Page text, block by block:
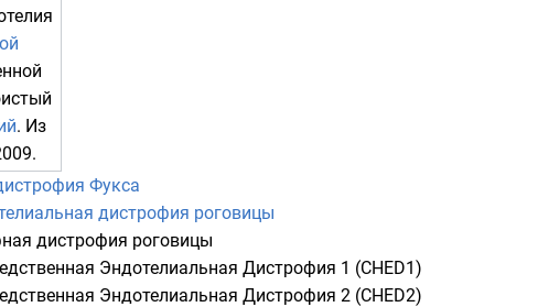
. Из
Фукса
дистрофия роговицы
дистрофия роговицы
Эндотелиальная Дистрофия 1 (CHED1)
Эндотелиальная Дистрофия 2 (CHED2)